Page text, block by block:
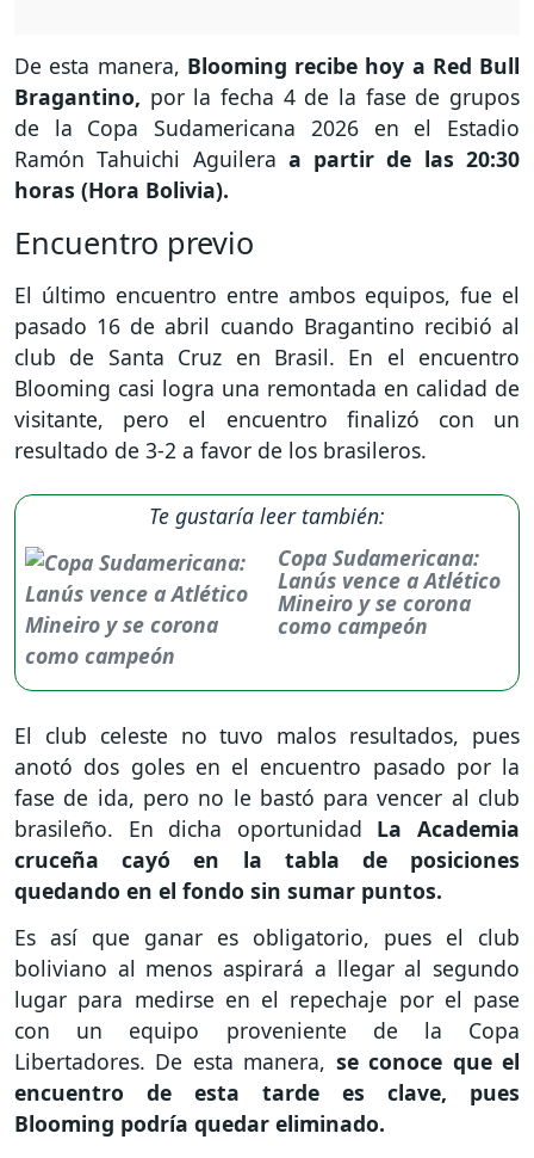
De esta manera, Blooming recibe hoy a Red Bull
Bragantino, por la fecha 4 de la fase de grupos
de la Copa Sudamericana 2026 en el Estadio
Ramón Tahuichi Aguilera a partir de las 20:30
horas (Hora Bolivia).
Encuentro previo
El último encuentro entre ambos equipos, fue el
pasado 16 de abril cuando Bragantino recibió al
club de Santa Cruz en Brasil. En el encuentro
Blooming casi logra una remontada en calidad de
visitante, pero el encuentro finalizó con un
resultado de 3-2 a favor de los brasileros.
Te gustaría leer también:
Copa Sudamericana:
Lanús vence a Atlético
Mineiro y se corona
como campeón
El club celeste no tuvo malos resultados, pues
anotó dos goles en el encuentro pasado por la
fase de ida, pero no le bastó para vencer al club
brasileño. En dicha oportunidad La Academia
cruceña cayó en la tabla de posiciones
quedando en el fondo sin sumar puntos.
Es así que ganar es obligatorio, pues el club
boliviano al menos aspirará a llegar al segundo
lugar para medirse en el repechaje por el pase
con un equipo proveniente de la Copa
Libertadores. De esta manera, se conoce que el
encuentro de esta tarde es clave, pues
Blooming podría quedar eliminado.